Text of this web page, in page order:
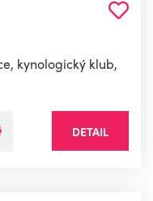
kynologický klub,
DETAIL